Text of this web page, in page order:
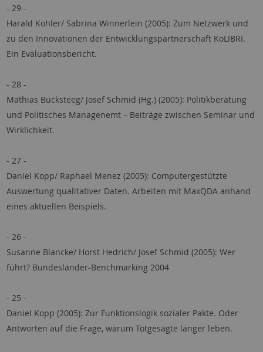
- 29 -
Harald Kohler/ Sabrina Winnerlein (2005): Zum Netzwerk und
zu den Innovationen der Entwicklungspartnerschaft KoLIBRI.
Ein Evaluationsbericht.
- 28 -
Mathias Bucksteeg/ Josef Schmid (Hg.) (2005): Politikberatung
und Politisches Managenemt – Beiträge zwischen Seminar und
Wirklichkeit.
- 27 -
Daniel Kopp/ Raphael Menez (2005): Computergestützte
Auswertung qualitativer Daten. Arbeiten mit MaxQDA anhand
eines aktuellen Beispiels.
- 26 -
Susanne Blancke/ Horst Hedrich/ Josef Schmid (2005): Wer
führt? Bundesländer-Benchmarking 2004
- 25 -
Daniel Kopp (2005): Zur Funktionslogik sozialer Pakte. Oder
Antworten auf die Frage, warum Totgesagte länger leben.